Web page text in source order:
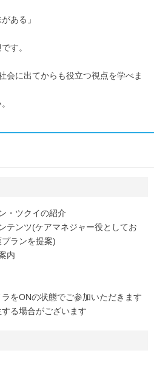
ある」
す。
会に出てからも役立つ視点を学べま
・ツクイの紹介
ンツ(ケアマネジャー役としてお
ランを提案)
内
をONの状態でご参加いただきます
る場合がございます